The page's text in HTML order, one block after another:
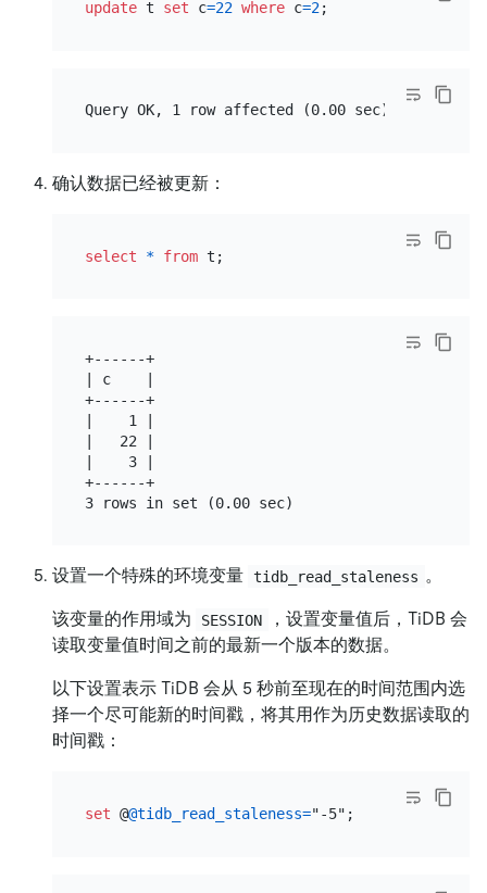
update t set c=22 where c=2
确认数据已经被更新：
select * from
+------+
| c    |
+------+
|    1 |
|   22 |
|    3 |
+------+
设置一个特殊的环境变量 tidb_read_staleness 。
该变量的作用域为 SESSION
，设置变量值后，TiDB 会
读取变量值时间之前的最新一个版本的数据。
以下设置表示 TiDB 会从 5 秒前至现在的时间范围内选
择一个尽可能新的时间戳，将其用作为历史数据读取的
时间戳：
set @@tidb_read_staleness=